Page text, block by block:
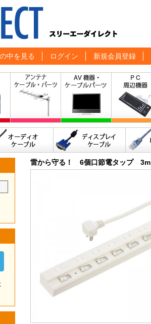
中を見る ログイン 新規会員登録
雷から守る！ 6個口節電タップ 3m